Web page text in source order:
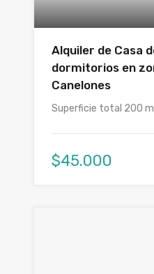
Alquiler de Casa
dormitorios en
Canelones
Superficie total 200
$45.000